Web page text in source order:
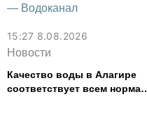
15:27 8.08.2026
Новости
Качество воды в Алагире
соответствует всем нормам